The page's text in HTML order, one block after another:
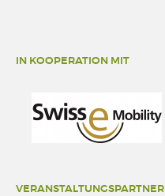
IN KOOPERATION MIT
VERANSTALTUNGSPARTNER